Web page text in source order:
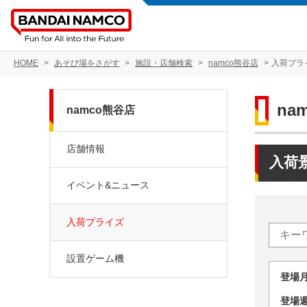
HOME あそび場をさがす 施設・店舗検索 namco熊谷店 入荷プラ
入荷
登
登
namco熊谷店
店舗情報
イベント&ニュース
入荷プライズ
設置ゲーム機